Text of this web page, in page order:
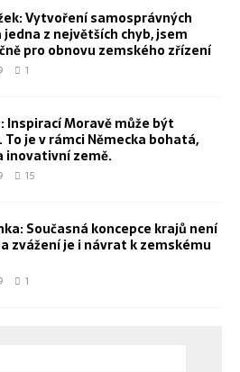
Vytvoření samosprávných
z největších chyb, jsem
pro obnovu zemského zřízení
1
Inspirací Moravě může být
To je v rámci Německa bohatá,
inovativní země.
15
Současná koncepce krajů není
zvážení je i návrat k zemskému
1